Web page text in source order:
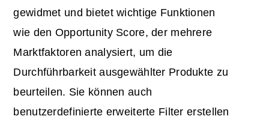
gewidmet und bietet wichtige Funktionen
wie den Opportunity Score, der mehrere
Marktfaktoren analysiert, um die
Durchführbarkeit ausgewählter Produkte zu
beurteilen. Sie können auch
benutzerdefinierte erweiterte Filter erstellen